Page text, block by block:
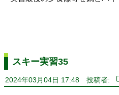
スキー実習35
2024年03月04日 17:48 投稿者: